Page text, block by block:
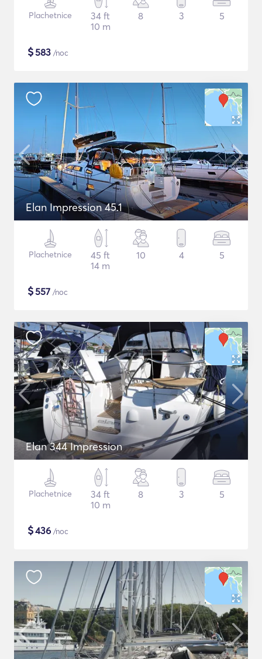
Plachetnice
34 ft
10 m
8 3 5
$583 /noc
Elan Impression 45.1
Plachetnice
45 ft
14 m
10 4 5
$557 /noc
Elan 344 Impression
Plachetnice
34 ft
10 m
8 3 5
$436 /noc